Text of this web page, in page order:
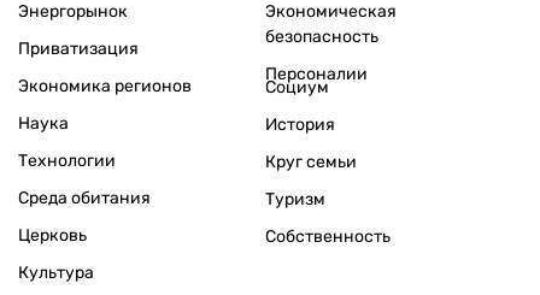
Энергорынок
Приватизация
Экономика регионов
Экономическая
безопасность
Персоналии
Наука
Технологии
Среда обитания
Церковь
Культура
Социум
История
Круг семьи
Туризм
Собственность